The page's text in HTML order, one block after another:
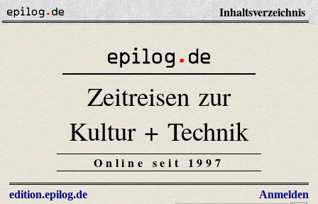
Inhaltsverzeichnis
Zeitreisen zur
Kultur + Technik
Online seit 1997
edition.epilog.de
Anmelden